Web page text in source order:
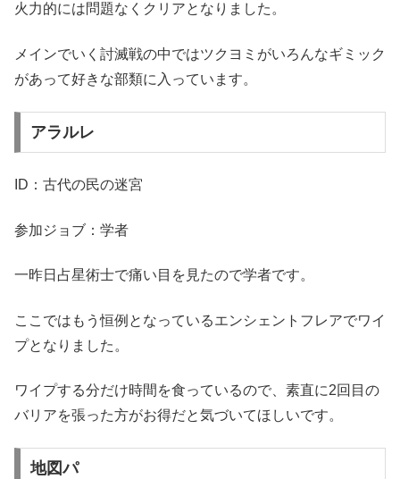
火力的には問題なくクリアとなりました。
メインでいく討滅戦の中ではツクヨミがいろんなギミック
があって好きな部類に入っています。
アラルレ
ID：古代の民の迷宮
参加ジョブ：学者
一昨日占星術士で痛い目を見たので学者です。
ここではもう恒例となっているエンシェントフレアでワイ
プとなりました。
ワイプする分だけ時間を食っているので、素直に2回目の
バリアを張った方がお得だと気づいてほしいです。
地図パ